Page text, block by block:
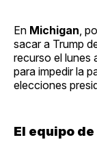
En Michigan,
sacar a Trump
recurso el lunes
para impedir la
elecciones
El equipo